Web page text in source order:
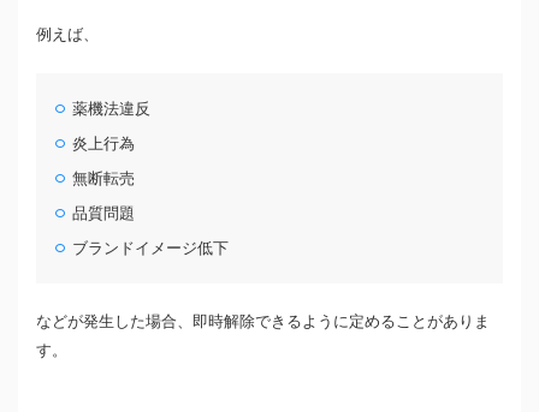
例えば、
薬機法違反
炎上行為
無断転売
品質問題
ブランドイメージ低下
などが発生した場合、即時解除できるように定めることがありま
す。